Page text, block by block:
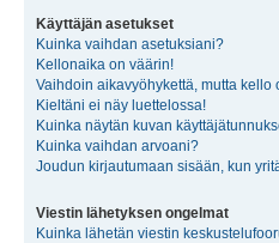
Käyttäjän asetukset
Kuinka vaihdan asetuksiani?
Kellonaika on väärin!
Vaihdoin aikavyöhykettä, mutta kello
Kieltäni ei näy luettelossa!
Kuinka näytän kuvan
Kuinka vaihdan arvoani?
Joudun kirjautumaan sisään, kun
Viestin lähetyksen ongelmat
Kuinka lähetän viestin